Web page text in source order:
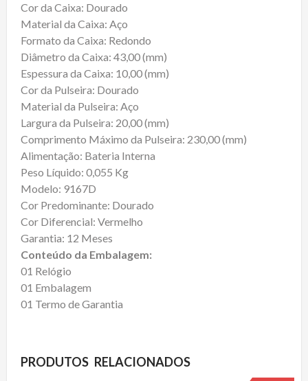
Cor da Caixa: Dourado
Material da Caixa: Aço
Formato da Caixa: Redondo
Diâmetro da Caixa: 43,00 (mm)
Espessura da Caixa: 10,00 (mm)
Cor da Pulseira: Dourado
Material da Pulseira: Aço
Largura da Pulseira: 20,00 (mm)
Comprimento Máximo da Pulseira: 230,00 (mm)
Alimentação: Bateria Interna
Peso Líquido: 0,055 Kg
Modelo: 9167D
Cor Predominante: Dourado
Cor Diferencial: Vermelho
Garantia: 12 Meses
Conteúdo da Embalagem:
01 Relógio
01 Embalagem
01 Termo de Garantia
PRODUTOS RELACIONADOS